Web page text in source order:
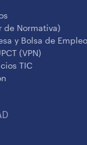
de Normativa)
y Bolsa de
(VPN)
TIC